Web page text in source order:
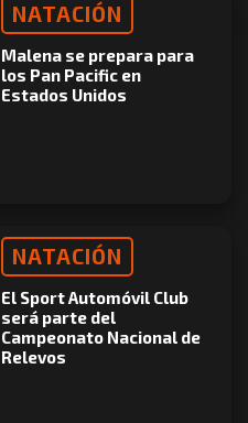
NATACIÓN
Malena se prepara para
los Pan Pacific en
Estados Unidos
NATACIÓN
El Sport Automóvil Club
será parte del
Campeonato Nacional de
Relevos